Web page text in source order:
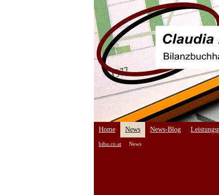
Home News News-Blog
bibu.co.at News